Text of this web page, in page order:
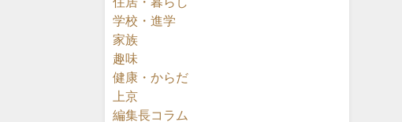
学校・進学
家族
趣味
健康・からだ
上京
編集長コラム